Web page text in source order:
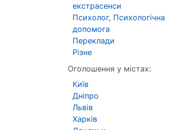
екстрасенси
Психолог, Психологічна
допомога
Переклади
Різне
Оголошення у містах:
Київ
Дніпро
Львів
Харків